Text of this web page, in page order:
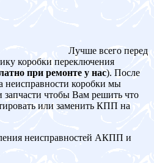
Лучше всего перед
коробки переключения
при ремонте у нас). После
неисправности коробки мы
запчасти чтобы Вам решить что
или заменить КПП на
неисправностей АКПП и